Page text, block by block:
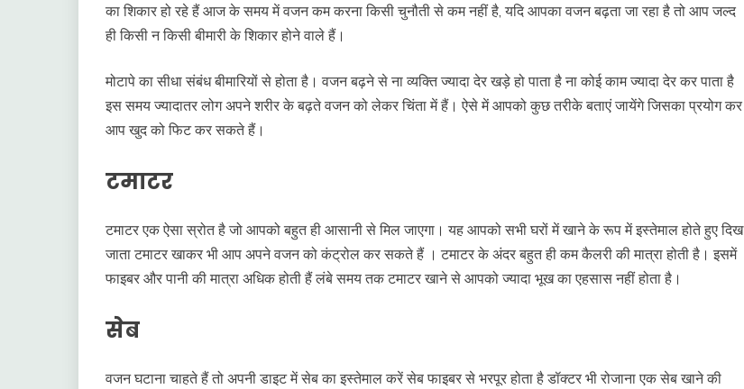
का शिकार हो रहे हैं आज के समय में वजन कम करना किसी चुनौती से कम नहीं है, यदि आपका वजन बढ़ता जा रहा है तो आप जल्द
ही किसी न किसी बीमारी के शिकार होने वाले हैं।
मोटापे का सीधा संबंध बीमारियों से होता है। वजन बढ़ने से ना व्यक्ति ज्यादा देर खड़े हो पाता है ना कोई काम ज्यादा देर कर पाता है
इस समय ज्यादातर लोग अपने शरीर के बढ़ते वजन को लेकर चिंता में हैं। ऐसे में आपको कुछ तरीके बताएं जायेंगे जिसका प्रयोग कर
आप खुद को फिट कर सकते हैं।
टमाटर
टमाटर एक ऐसा स्रोत है जो आपको बहुत ही आसानी से मिल जाएगा। यह आपको सभी घरों में खाने के रूप में इस्तेमाल होते हुए दिख
जाता टमाटर खाकर भी आप अपने वजन को कंट्रोल कर सकते हैं । टमाटर के अंदर बहुत ही कम कैलरी की मात्रा होती है। इसमें
फाइबर और पानी की मात्रा अधिक होती हैं लंबे समय तक टमाटर खाने से आपको ज्यादा भूख का एहसास नहीं होता है।
सेब
वजन घटाना चाहते हैं तो अपनी डाइट में सेब का इस्तेमाल करें सेब फाइबर से भरपूर होता है डॉक्टर भी रोजाना एक सेब खाने की